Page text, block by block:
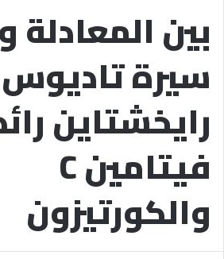
بين المعادلة
سيرة تاديوس
رايخشتاين
فيتامين C
والكورتيزون